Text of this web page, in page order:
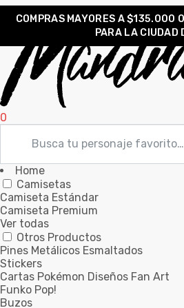
COMPRAS MAYORES A $135.000
PARA LA CIUDAD
0
Home
Camisetas
Camiseta Estándar
Camiseta Premium
Ver todas
Otros Productos
Pines Metálicos Esmaltados
Stickers
Cartas Pokémon Diseños Fan Art
Funko Pop!
Buzos